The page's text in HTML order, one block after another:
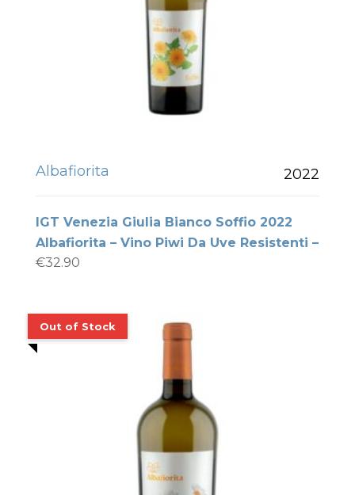
Albafiorita 2022
IGT Venezia Giulia Bianco Soffio 2022
Albafiorita – Vino Piwi Da Uve Resistenti –
€32.90